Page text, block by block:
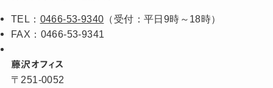
TEL： 0466-53-9340 （受付：平日9時～18時）
FAX：0466-53-9341
藤沢オフィス
〒251-0052